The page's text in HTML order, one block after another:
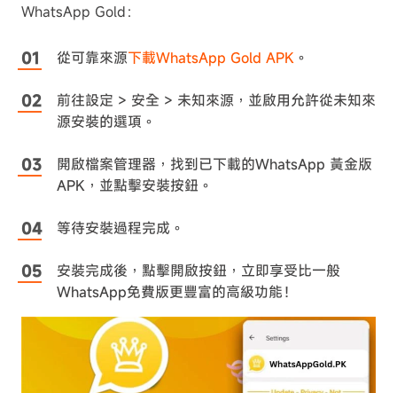
WhatsApp Gold：
從可靠來源下載WhatsApp Gold APK 。
前往設定 > 安全 > 未知來源，並啟用允許從未知來
源安裝的選項。
開啟檔案管理器，找到已下載的WhatsApp 黃金版
APK，並點擊安裝按鈕。
等待安裝過程完成。
安裝完成後，點擊開啟按鈕，立即享受比一般
WhatsApp免費版更豐富的高級功能！